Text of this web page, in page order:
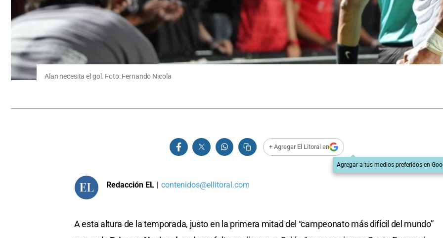
Alan necesita el gol. Foto: Fernando Nicola
+ Agregar El Litoral en
Agregar a tus medios preferidos en
Redacción EL | contenidos@ellitoral.com
A esta altura de la temporada, justo en la primera mitad del “campeonato más difícil del mundo”